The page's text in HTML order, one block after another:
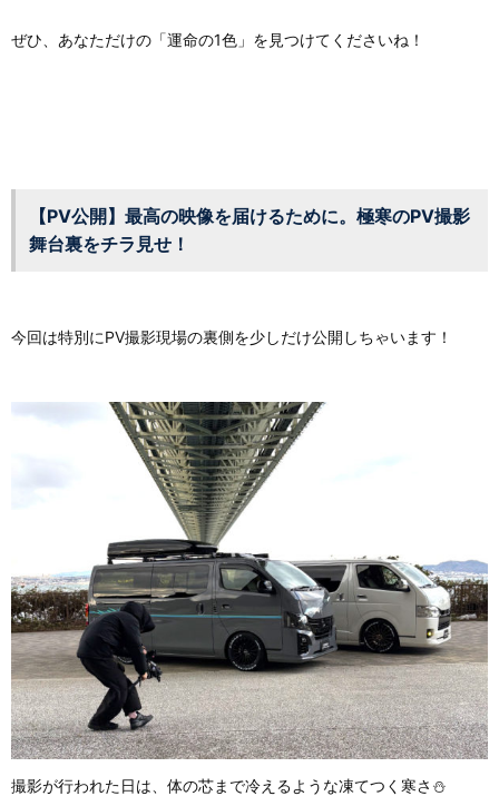
ぜひ、あなただけの「運命の1色」を見つけてくださいね！
【PV公開】最高の映像を届けるために。極寒のPV撮影
舞台裏をチラ見せ！
今回は特別にPV撮影現場の裏側を少しだけ公開しちゃいます！
撮影が行われた日は、体の芯まで冷えるような凍てつく寒さ⛄